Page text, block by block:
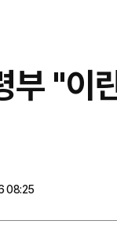
부 "이
08:25